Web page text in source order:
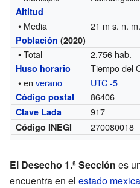
Altitud
• Media 21 m s. n. m.
Población (2020)
• Total 2,756 hab.
Huso horario Tiempo del
• enverano UTC -5
Código postal 86406
Clave Lada 917
Código INEGI 270080018
El Desecho 1.ª Sección es
encuentra en el estado